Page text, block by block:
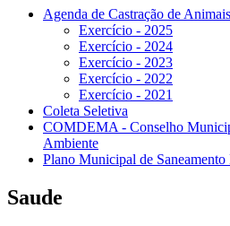
Agenda de Castração de
Exercício - 2025
Exercício - 2024
Exercício - 2023
Exercício - 2022
Exercício - 2021
Coleta Seletiva
COMDEMA - Conselho
Ambiente
Plano Municipal de Saneamento
Saude